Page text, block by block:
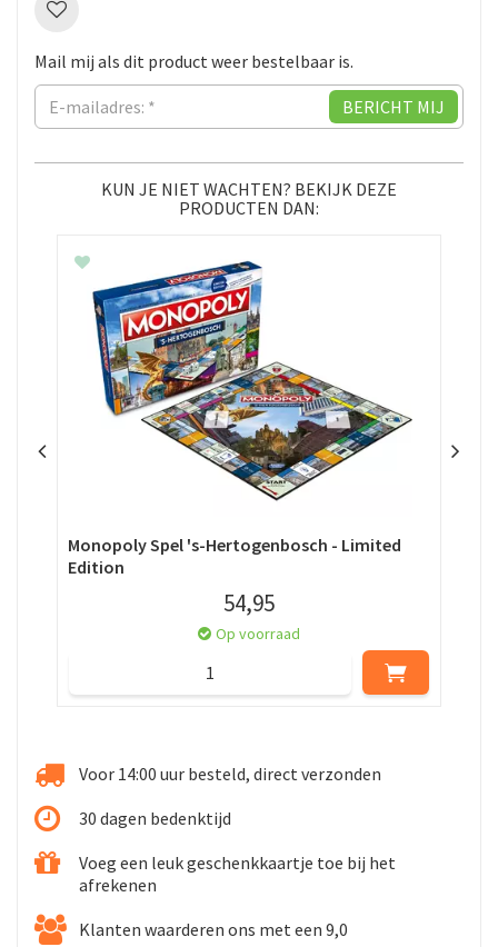
Mail mij als dit product weer bestelbaar is.
KUN JE NIET WACHTEN? BEKIJK DEZE
PRODUCTEN DAN:
Monopoly Spel 's-Hertogenbosch - Limited
Edition
54,95
Op voorraad
Voor 14:00 uur besteld, direct verzonden
30 dagen bedenktijd
Voeg een leuk geschenkkaartje toe bij het
afrekenen
Klanten waarderen ons met een 9,0